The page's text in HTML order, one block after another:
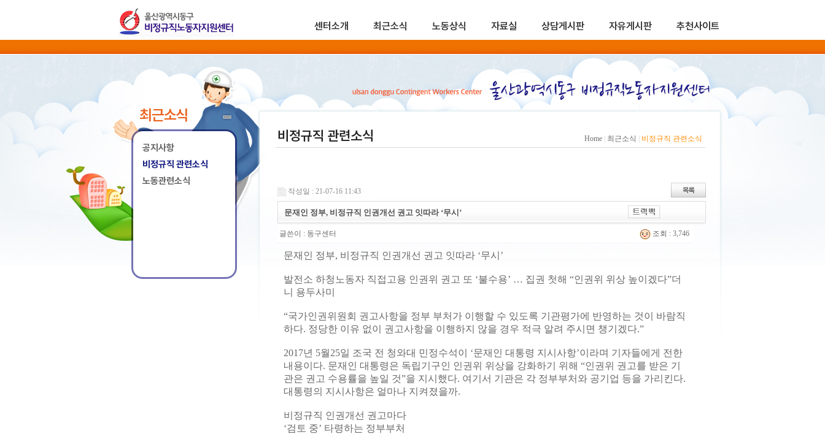
센터소개 최근소식 노동상식 자료실 상담게시판 자유게시판 추천사이트
최근소식
공지사항
비정규직 관련소식
노동관련소식
비정규직 관련소식 Home 최근소식 비정규직 관련소식
작성일 : 21-07-16 11:43
문재인 정부, 비정규직 인권개선 권고 잇따라 ‘무시’
글쓴이 : 동구센터 조회 : 3,746
문재인 정부, 비정규직 인권개선 권고 잇따라 ‘무시’
발전소 하청노동자 직접고용 인권위 권고 또 ‘불수용’ … 집권 첫해 “인권위 위상 높이겠다”더
니 용두사미
“국가인권위원회 권고사항을 정부 부처가 이행할 수 있도록 기관평가에 반영하는 것이 바람직
하다. 정당한 이유 없이 권고사항을 이행하지 않을 경우 적극 알려 주시면 챙기겠다.”
2017년 5월25일 조국 전 청와대 민정수석이 ‘문재인 대통령 지시사항’이라며 기자들에게 전한
내용이다. 문재인 대통령은 독립기구인 인권위 위상을 강화하기 위해 “인권위 권고를 받은 기
관은 권고 수용률을 높일 것”을 지시했다. 여기서 기관은 각 정부부처와 공기업 등을 가리킨다.
대통령의 지시사항은 얼마나 지켜졌을까.
비정규직 인권개선 권고마다
‘검토 중’ 타령하는 정부부처